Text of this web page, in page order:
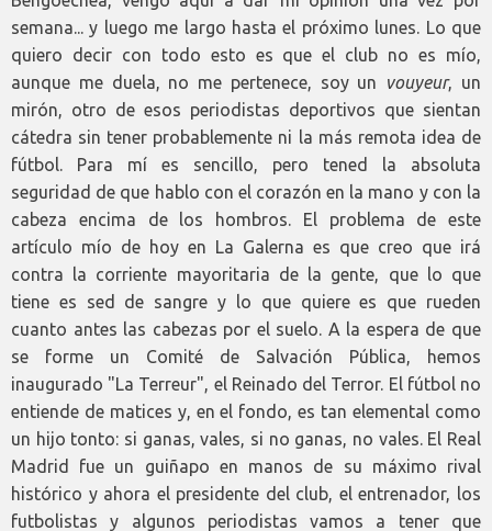
semana... y luego me largo hasta el próximo lunes. Lo que
quiero decir con todo esto es que el club no es mío,
aunque me duela, no me pertenece, soy un vouyeur, un
mirón, otro de esos periodistas deportivos que sientan
cátedra sin tener probablemente ni la más remota idea de
fútbol. Para mí es sencillo, pero tened la absoluta
seguridad de que hablo con el corazón en la mano y con la
cabeza encima de los hombros. El problema de este
artículo mío de hoy en La Galerna es que creo que irá
contra la corriente mayoritaria de la gente, que lo que
tiene es sed de sangre y lo que quiere es que rueden
cuanto antes las cabezas por el suelo. A la espera de que
se forme un Comité de Salvación Pública, hemos
inaugurado "La Terreur", el Reinado del Terror. El fútbol no
entiende de matices y, en el fondo, es tan elemental como
un hijo tonto: si ganas, vales, si no ganas, no vales. El Real
Madrid fue un guiñapo en manos de su máximo rival
histórico y ahora el presidente del club, el entrenador, los
futbolistas y algunos periodistas vamos a tener que